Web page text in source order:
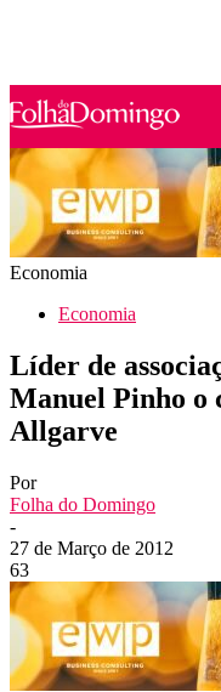
Economia
Economia
Líder de
Manuel Pinho o
Allgarve
Por
Folha do Domingo
-
27 de Março de 2012
63